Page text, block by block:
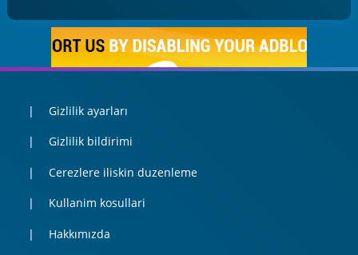
Gizlilik ayarları
Gizlilik bildirimi
Cerezlere iliskin duzenleme
Kullanim kosullari
Hakkımızda